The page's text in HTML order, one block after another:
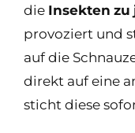
die Insekten zu
provoziert und
auf die
direkt auf eine
sticht diese